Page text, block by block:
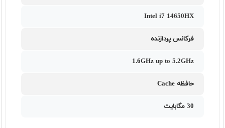
Intel i7 14650HX
فرکانس پردازنده
1.6GHz up to 5.2GHz
حافظه Cache
30 مگابایت